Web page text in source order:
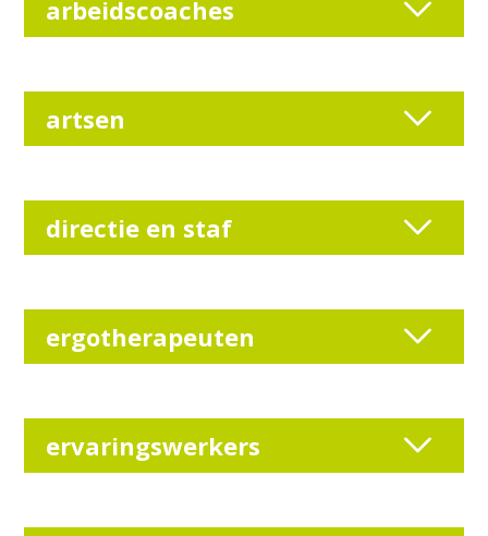
arbeidscoaches
artsen
directie en staf
ergotherapeuten
ervaringswerkers